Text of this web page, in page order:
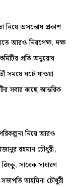
নিয়ে অসন্তোষ প্রকাশ
আরও নিরপেক্ষ, দক্ষ
প্রতি অনুরোধ
সময়ে ঘটে যাওয়া
সবার কাছে আন্তরিক
নিয়ে আরও
রহমান চৌধুরী,
সাবেক সাধারণ
তাহমিনা চৌধুরী